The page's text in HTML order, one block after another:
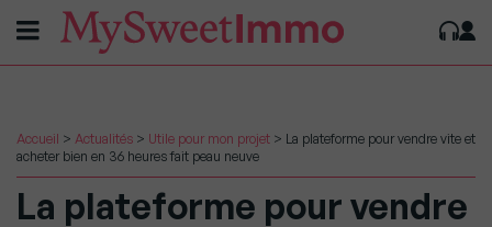
Accueil > Actualités > Utile pour mon projet > La plateforme pour vendre vite et
acheter bien en 36 heures fait peau neuve
La plateforme pour vendre